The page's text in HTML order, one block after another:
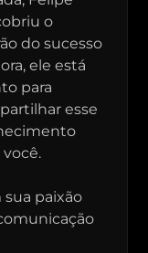
o
do sucesso
ele está
para
esse
sua paixão